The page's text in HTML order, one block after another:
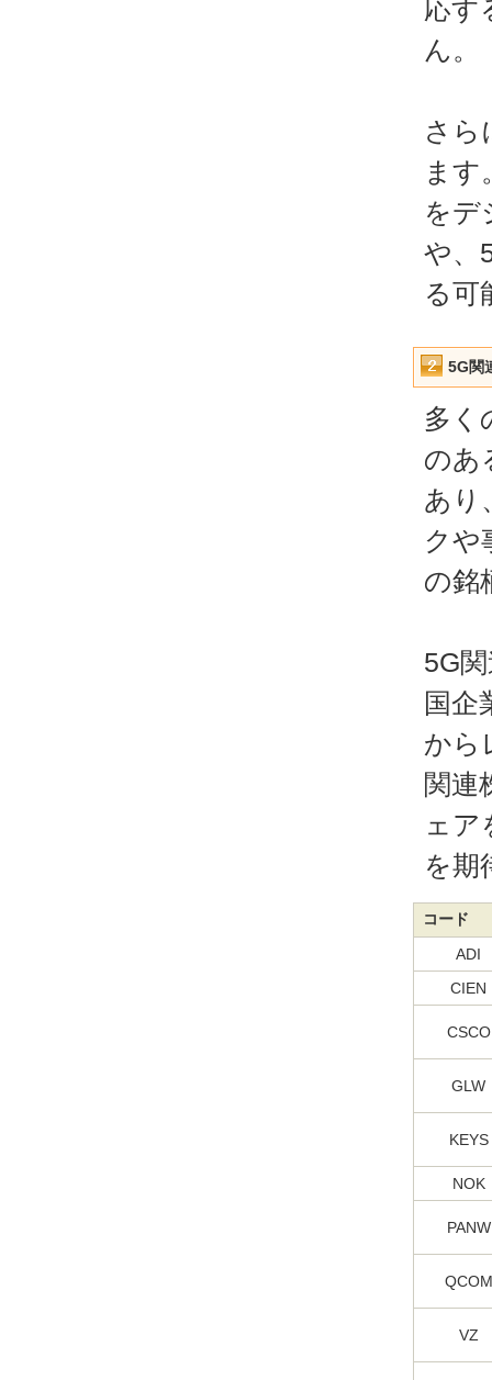
応す
ん。
さら
ます
をデ
や、
る可
5G関
多く
のあ
あり
クや
の銘
5G
国企
から
関連
ェア
を期
コード
ADI
CIEN
CSCO
GLW
KEYS
NOK
PANW
QCOM
VZ